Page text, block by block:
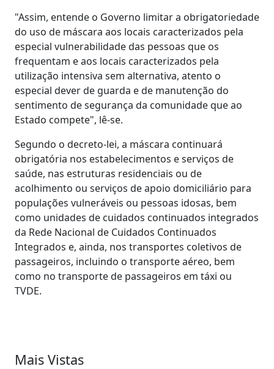
"Assim, entende o Governo limitar a obrigatoriedade
do uso de máscara aos locais caracterizados pela
especial vulnerabilidade das pessoas que os
frequentam e aos locais caracterizados pela
utilização intensiva sem alternativa, atento o
especial dever de guarda e de manutenção do
sentimento de segurança da comunidade que ao
Estado compete", lê-se.
Segundo o decreto-lei, a máscara continuará
obrigatória nos estabelecimentos e serviços de
saúde, nas estruturas residenciais ou de
acolhimento ou serviços de apoio domiciliário para
populações vulneráveis ou pessoas idosas, bem
como unidades de cuidados continuados integrados
da Rede Nacional de Cuidados Continuados
Integrados e, ainda, nos transportes coletivos de
passageiros, incluindo o transporte aéreo, bem
como no transporte de passageiros em táxi ou
TVDE.
Mais Vistas